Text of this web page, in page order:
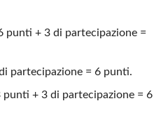
punti + 3 di partecipazione =
partecipazione = 6 punti.
+ 3 di partecipazione = 6